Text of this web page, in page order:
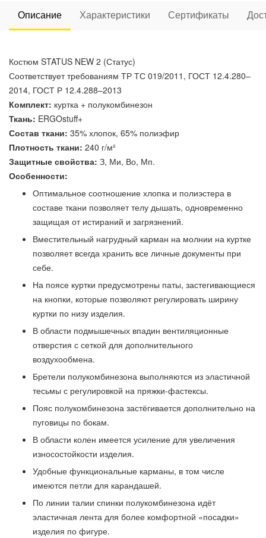
Описание Характеристики Сертификаты
Костюм STATUS NEW 2 (Статус)
Соответствует требованиям ТР ТС 019/2011, ГОСТ 12.4.280–
2014, ГОСТ Р 12.4.288–2013
Комплект: куртка + полукомбинезон
Ткань: ERGOstuff+
Состав ткани: 35% хлопок, 65% полиэфир
Плотность ткани: 240 г/м²
Защитные свойства: З, Ми, Во, Мп.
Особенности:
Оптимальное соотношение хлопка и полиэстера в
составе ткани позволяет телу дышать, одновременно
защищая от истираний и загрязнений.
Вместительный нагрудный карман на молнии на куртке
позволяет всегда хранить все личные документы при
себе.
На поясе куртки предусмотрены паты, застегивающиеся
на кнопки, которые позволяют регулировать ширину
куртки по низу изделия.
В области подмышечных впадин вентиляционные
отверстия с сеткой для дополнительного
воздухообмена.
Бретели полукомбинезона выполняются из эластичной
тесьмы с регулировкой на пряжки-фастексы.
Пояс полукомбинезона застёгивается дополнительно на
пуговицы по бокам.
В области колен имеется усиление для увеличения
износостойкости изделия.
Удобные функциональные карманы, в том числе
имеются петли для карандашей.
По линии талии спинки полукомбинезона идёт
эластичная лента для более комфортной «посадки»
изделия по фигуре.